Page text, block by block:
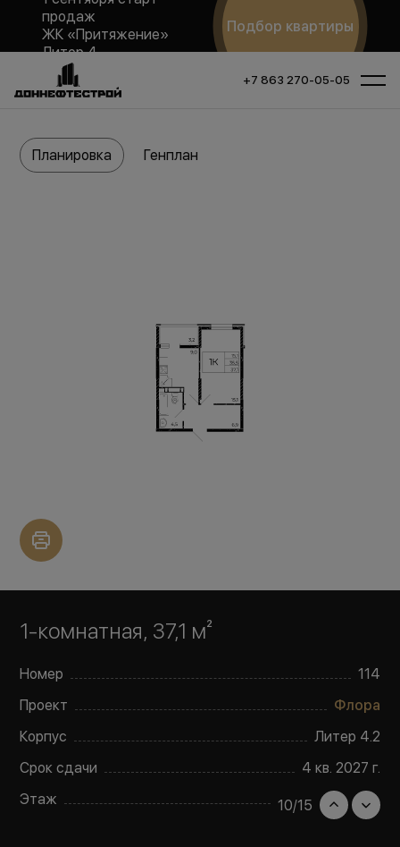
продаж
ЖК «Притяжение»
Литер 4
Подбор квартиры
+7 863 270-05-05
1-комнатная, 37,1 м²
Номер
114
Проект
Флора
Корпус
Литер 4.2
Срок сдачи
4 кв. 2027 г.
Этаж
10/15
Планировка Генплан